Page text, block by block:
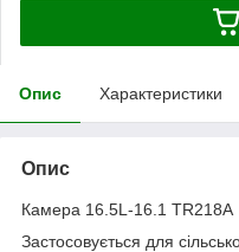
Опис Характеристики
Опис
Камера 16.5L-16.1 TR218A
Застосовується для